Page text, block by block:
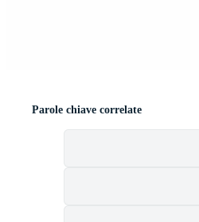
Parole chiave correlate